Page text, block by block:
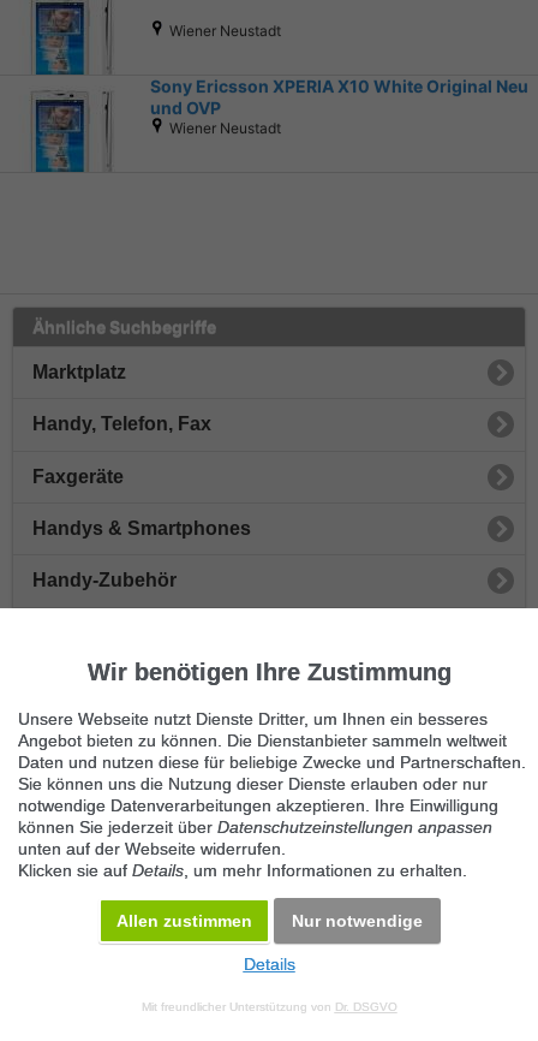
Wiener Neustadt
Sony Ericsson XPERIA X10 White Original Neu
und OVP
Wiener Neustadt
Ähnliche Suchbegriffe
Marktplatz
Handy, Telefon, Fax
Faxgeräte
Handys & Smartphones
Handy-Zubehör
Anrufbeantworter
Handyverträge
Schnurlose Telefone
Telefonzubehör
Datenschutz Impressum Kontakt Datenschutz anpassen Desktop Version
Wir benötigen Ihre Zustimmung
Unsere Webseite nutzt Dienste Dritter, um Ihnen ein besseres
Angebot bieten zu können. Die Dienstanbieter sammeln weltweit
Daten und nutzen diese für beliebige Zwecke und Partnerschaften.
Sie können uns die Nutzung dieser Dienste erlauben oder nur
notwendige Datenverarbeitungen akzeptieren. Ihre Einwilligung
können Sie jederzeit über Datenschutzeinstellungen anpassen
unten auf der Webseite widerrufen.
Klicken sie auf Details , um mehr Informationen zu erhalten.
Allen zustimmen Nur notwendige
Details
Mit freundlicher Unterstützung von Dr. DSGVO